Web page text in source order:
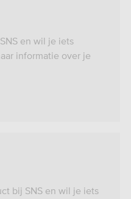
en wil je iets
informatie over je
bij SNS en wil je iets